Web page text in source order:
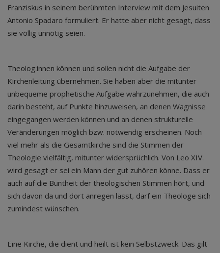
Franziskus in seinem berühmten Interview mit dem Jesuiten
Antonio Spadaro formuliert. Er hatte aber nicht gesagt, dass
sie völlig unnötig seien.
Theolog:innen können und sollen nicht die Aufgabe der
Kirchenleitung übernehmen. Sie haben aber die mitunter
unbequeme prophetische Aufgabe wahrzunehmen, die auch
darin besteht, auf Punkte hinzuweisen, an denen Wagnisse
eingegangen werden können und an denen strukturelle
Veränderungen möglich bzw. notwendig erscheinen. Noch
viel mehr als die Gesamtkirche sind die Stimmen der
Theologie vielfältig, mitunter widersprüchlich. Von Leo XIV.
wird gesagt er sei ein Mann der gut zuhören könne. Dass er
auch auf die Buntheit der theologischen Stimmen hört, und
sich davon da und dort anregen lässt, darf ein Theologe sich
zumindest wünschen.
Eine Kirche, die dient und heilt ist kein Selbstzweck. Das gilt